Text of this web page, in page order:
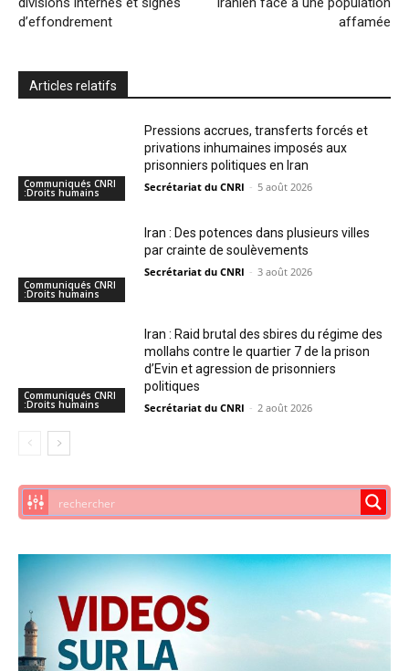
d’effondrement
affamée
Articles relatifs
Communiqués CNRI
:Droits humains
Pressions accrues, transferts forcés et
privations inhumaines imposés aux
prisonniers politiques en Iran
Secrétariat du CNRI - 5 août 2026
Communiqués CNRI
:Droits humains
Iran : Des potences dans plusieurs villes
par crainte de soulèvements
Secrétariat du CNRI - 3 août 2026
Communiqués CNRI
:Droits humains
Iran : Raid brutal des sbires du régime des
mollahs contre le quartier 7 de la prison
d’Evin et agression de prisonniers
politiques
Secrétariat du CNRI - 2 août 2026